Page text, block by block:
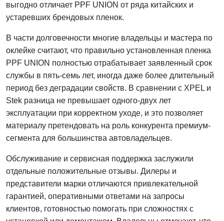
выгодно отличает PPF UNION от ряда китайских и
устаревших брендовых пленок.
В части долговечности многие владельцы и мастера по
оклейке считают, что правильно установленная пленка
PPF UNION полностью отрабатывает заявленный срок
службы в пять-семь лет, иногда даже более длительный
период без деградации свойств. В сравнении с XPEL и
Stek разница не превышает одного-двух лет
эксплуатации при корректном уходе, и это позволяет
материалу претендовать на роль конкурента премиум-
сегмента для большинства автовладельцев.
Обслуживание и сервисная поддержка заслужили
отдельные положительные отзывы. Дилеры и
представители марки отличаются привлекательной
гарантией, оперативными ответами на запросы
клиентов, готовностью помогать при сложностях с